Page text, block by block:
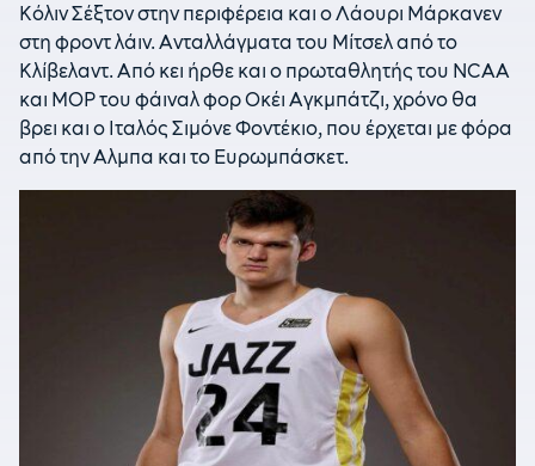
Κόλιν Σέξτον στην περιφέρεια και ο Λάουρι Μάρκανεν
στη φροντ λάιν. Ανταλλάγματα του Μίτσελ από το
Κλίβελαντ. Από κει ήρθε και ο πρωταθλητής του NCAA
και ΜOP του φάιναλ φορ Οκέι Αγκμπάτζι, χρόνο θα
βρει και ο Ιταλός Σιμόνε Φοντέκιο, που έρχεται με φόρα
από την Αλμπα και το Ευρωμπάσκετ.